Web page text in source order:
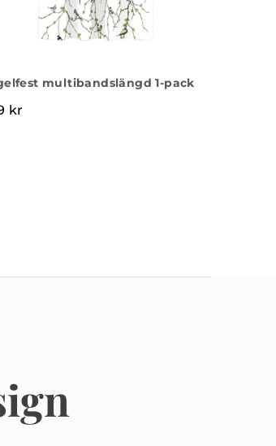
multibandslängd 1-pack
kr